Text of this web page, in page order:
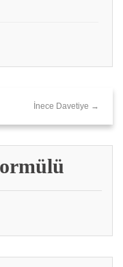
İnece Davetiye →